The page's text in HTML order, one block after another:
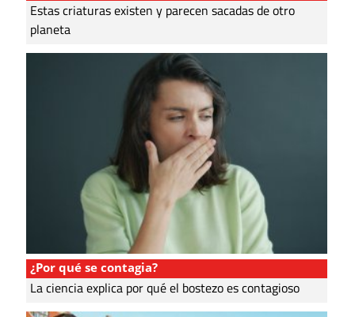
Estas criaturas existen y parecen sacadas de otro
planeta
¿Por qué se contagia?
La ciencia explica por qué el bostezo es contagioso